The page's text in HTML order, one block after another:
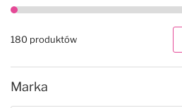
180 produktów
Marka